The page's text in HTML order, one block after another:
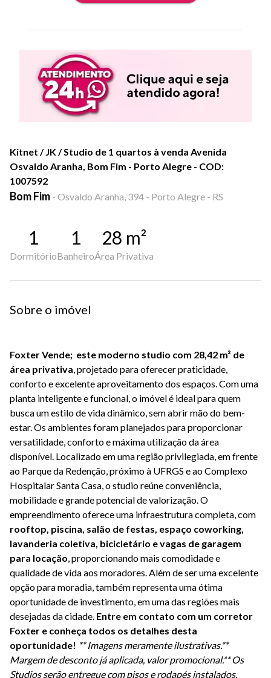
Kitnet / JK / Studio de 1 quartos à venda Avenida
Osvaldo Aranha, Bom Fim - Porto Alegre - COD:
1007592
Bom Fim - Osvaldo Aranha, 394 - Porto Alegre - RS
1
Dormitório
1
Banheiro
28 m²
Área Privativa
Sobre o imóvel
Foxter Vende; este moderno studio com 28,42 m² de
área privativa, projetado para oferecer praticidade,
conforto e excelente aproveitamento dos espaços. Com uma
planta inteligente e funcional, o imóvel é ideal para quem
busca um estilo de vida dinâmico, sem abrir mão do bem-
estar. Os ambientes foram planejados para proporcionar
versatilidade, conforto e máxima utilização da área
disponível. Localizado em uma região privilegiada, em frente
ao Parque da Redenção, próximo à UFRGS e ao Complexo
Hospitalar Santa Casa, o studio reúne conveniência,
mobilidade e grande potencial de valorização. O
empreendimento oferece uma infraestrutura completa, com
rooftop, piscina, salão de festas, espaço coworking,
lavanderia coletiva, bicicletário e vagas de garagem
para locação, proporcionando mais comodidade e
qualidade de vida aos moradores. Além de ser uma excelente
opção para moradia, também representa uma ótima
oportunidade de investimento, em uma das regiões mais
desejadas da cidade. Entre em contato com um corretor
Foxter e conheça todos os detalhes desta
oportunidade! ** Imagens meramente ilustrativas.**
Margem de desconto já aplicada, valor promocional.** Os
Studios serão entregue com pisos e rodapés instalados.